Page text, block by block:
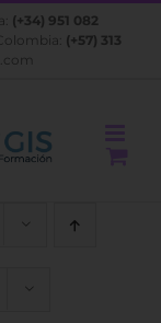
(+34) 951 082
(+57) 313